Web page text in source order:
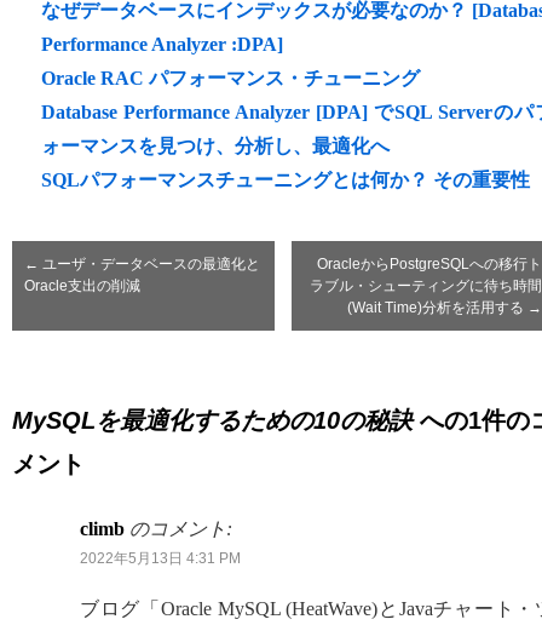
なぜデータベースにインデックスが必要なのか？
Performance Analyzer :DPA]
Oracle RAC パフォーマンス・チューニング
Database Performance Analyzer [DPA] でSQL Serverのパ
ォーマンスを見つけ、分析し、最適化へ
SQLパフォーマンスチューニングとは何か？ その重要性
← ユーザ・データベースの最適化と
Oracle支出の削減
OracleからPostgreSQLへの移行ト
ラブル・シューティングに待ち時間
(Wait Time)分析を活用する →
MySQLを最適化するための10の秘訣への1件の
メント
climb のコメント:
2022年5月13日 4:31 PM
ブログ「Oracle MySQL (HeatWave)とJavaチャート・